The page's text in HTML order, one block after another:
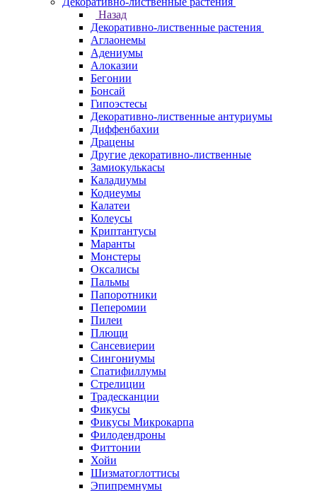
Назад
Декоративно-лиственные растения
Аглаонемы
Адениумы
Алоказии
Бегонии
Бонсай
Гипоэстесы
Декоративно-лиственные антуриумы
Диффенбахии
Драцены
Другие декоративно-лиственные
Замиокулькасы
Каладиумы
Кодиеумы
Калатеи
Колеусы
Криптантусы
Маранты
Монстеры
Оксалисы
Пальмы
Папоротники
Пеперомии
Пилеи
Плющи
Сансевиерии
Сингониумы
Спатифиллумы
Стрелиции
Традесканции
Фикусы
Фикусы Микрокарпа
Филодендроны
Фиттонии
Хойи
Шизматоглоттисы
Эпипремнумы